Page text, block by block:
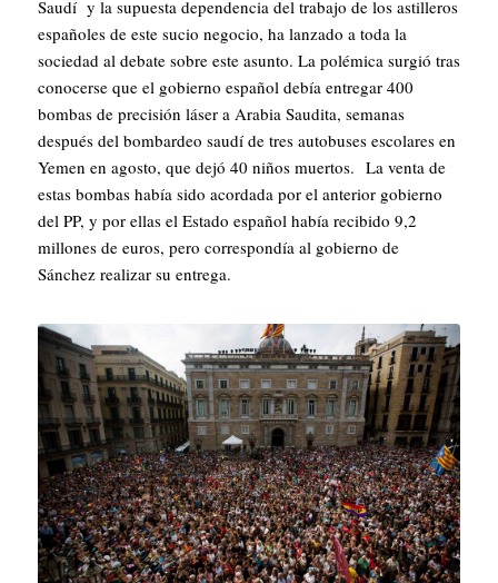
Saudí y la supuesta dependencia del trabajo de los astilleros
españoles de este sucio negocio, ha lanzado a toda la
sociedad al debate sobre este asunto. La polémica surgió tras
conocerse que el gobierno español debía entregar 400
bombas de precisión láser a Arabia Saudita, semanas
después del bombardeo saudí de tres autobuses escolares en
Yemen en agosto, que dejó 40 niños muertos. La venta de
estas bombas había sido acordada por el anterior gobierno
del PP, y por ellas el Estado español había recibido 9,2
millones de euros, pero correspondía al gobierno de
Sánchez realizar su entrega.